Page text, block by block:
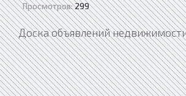
Просмотров:299
Доска объявлений